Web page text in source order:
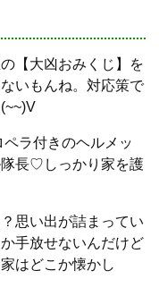
【大凶おみくじ】を
いもんね。対応策で
ラ付きのヘルメッ
隊長♡しっかり家を護
思い出が詰まってい
手放せないんだけど
はどこか懐かし